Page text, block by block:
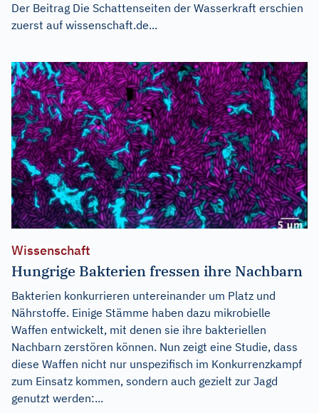
Der Beitrag Die Schattenseiten der Wasserkraft erschien
zuerst auf wissenschaft.de...
Wissenschaft
Hungrige Bakterien fressen ihre Nachbarn
Bakterien konkurrieren untereinander um Platz und
Nährstoffe. Einige Stämme haben dazu mikrobielle
Waffen entwickelt, mit denen sie ihre bakteriellen
Nachbarn zerstören können. Nun zeigt eine Studie, dass
diese Waffen nicht nur unspezifisch im Konkurrenzkampf
zum Einsatz kommen, sondern auch gezielt zur Jagd
genutzt werden:...